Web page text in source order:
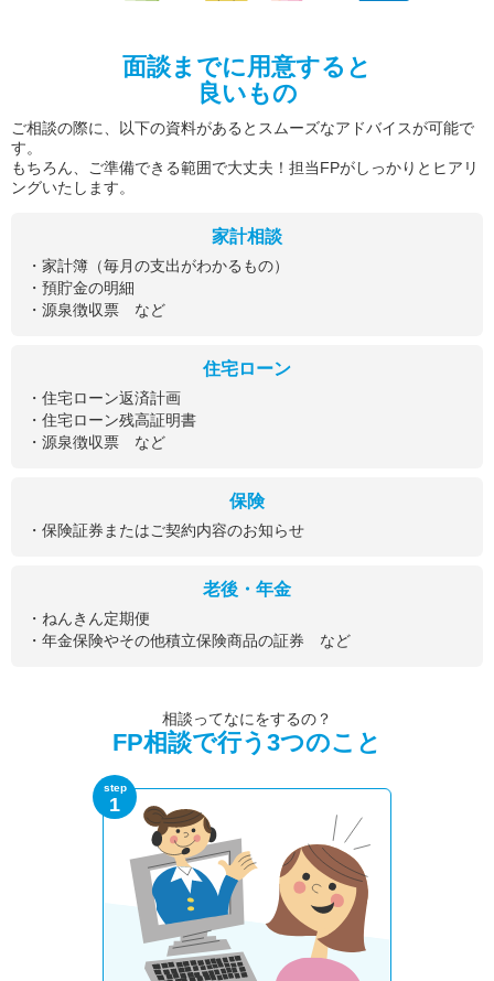
面談までに用意すると
良いもの
ご相談の際に、以下の資料があるとスムーズなアドバイスが可能で
す。
もちろん、ご準備できる範囲で大丈夫！担当FPがしっかりとヒアリ
ングいたします。
家計相談
・家計簿（毎月の支出がわかるもの）
・預貯金の明細
・源泉徴収票 など
住宅ローン
・住宅ローン返済計画
・住宅ローン残高証明書
・源泉徴収票 など
保険
・保険証券またはご契約内容のお知らせ
老後・年金
・ねんきん定期便
・年金保険やその他積立保険商品の証券 など
相談ってなにをするの？
FP相談で行う3つのこと
step
1